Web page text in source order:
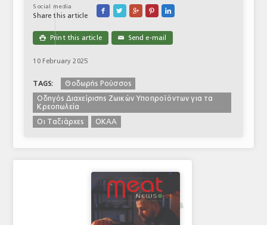
Social media
Share this article
    
 Print this article ✉ Send e-mail
10 February 2025
TAGS:
Θοδωρής Ρούσσος
Οδηγός Διαχείρισης Ζωικών Υποπροϊόντων για τα
Κρεοπωλεία
Οι Ταξιάρχες
ΟΚΑΑ